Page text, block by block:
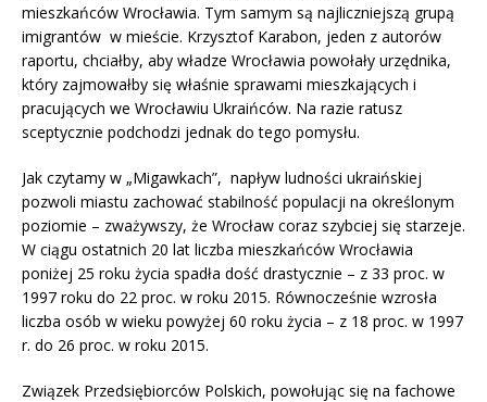
mieszkańców Wrocławia. Tym samym są najliczniejszą grupą
imigrantów w mieście. Krzysztof Karabon, jeden z autorów
raportu, chciałby, aby władze Wrocławia powołały urzędnika,
który zajmowałby się właśnie sprawami mieszkających i
pracujących we Wrocławiu Ukraińców. Na razie ratusz
sceptycznie podchodzi jednak do tego pomysłu.
Jak czytamy w „Migawkach”, napływ ludności ukraińskiej
pozwoli miastu zachować stabilność populacji na określonym
poziomie – zważywszy, że Wrocław coraz szybciej się starzeje.
W ciągu ostatnich 20 lat liczba mieszkańców Wrocławia
poniżej 25 roku życia spadła dość drastycznie – z 33 proc. w
1997 roku do 22 proc. w roku 2015. Równocześnie wzrosła
liczba osób w wieku powyżej 60 roku życia – z 18 proc. w 1997
r. do 26 proc. w roku 2015.
Związek Przedsiębiorców Polskich, powołując się na fachowe